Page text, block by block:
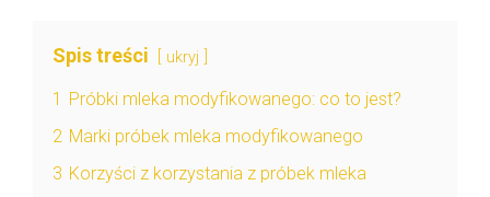
Spis treści ukryj
1
Próbki mleka modyfikowanego: co to jest?
2 Marki próbek mleka modyfikowanego
3 Korzyści z korzystania z próbek mleka